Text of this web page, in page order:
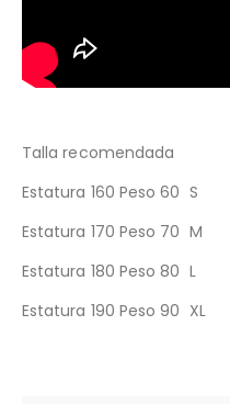
Talla recomendada
Estatura 160 Peso 60 S
Estatura 170 Peso 70 M
Estatura 180 Peso 80 L
Estatura 190 Peso 90 XL